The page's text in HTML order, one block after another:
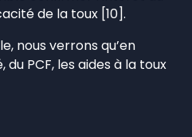
de la toux [10].
nous verrons qu’en
PCF, les aides à la toux